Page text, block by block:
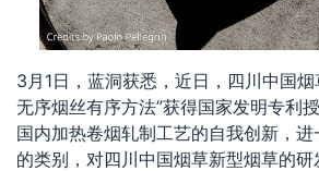
3月1日，蓝洞获悉，近日，四川中国
无序烟丝有序方法”获得国家发明专利
国内加热卷烟轧制工艺的自我创新，
的类别，对四川中国烟草新型烟草的